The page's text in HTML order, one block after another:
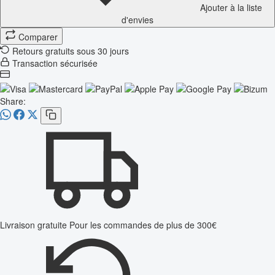
Ajouter à la liste
d'envies
Comparer
Retours gratuits sous 30 jours
Transaction sécurisée
Share:
Livraison gratuite Pour les commandes de plus de 300€